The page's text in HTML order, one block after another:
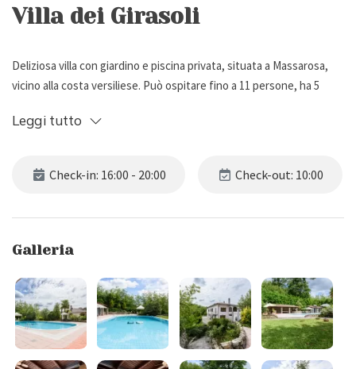
Villa dei Girasoli
Deliziosa villa con giardino e piscina privata, situata a Massarosa,
vicino alla costa versiliese. Può ospitare fino a 11 persone, ha 5
una natura lussureggiante nel comune di Massarosa, vicino alle
Circondata da un giardino privato recintato con prato e piante
varie, la proprietà vanta una bellissima piscina (12 x 6 m), aperta da
metà Maggio a Settembre, e attrezzata con ombrelloni, lettini e
gazebi con sedie e tavolini. Vicino alla piscina sono presenti anche
due toilette e un comodo spogliatoio.
Leggi tutto
Check-in: 16:00 - 20:00 Check-out: 10:00
Galleria